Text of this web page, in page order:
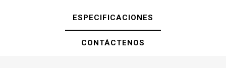
ESPECIFICACIONES
CONTÁCTENOS